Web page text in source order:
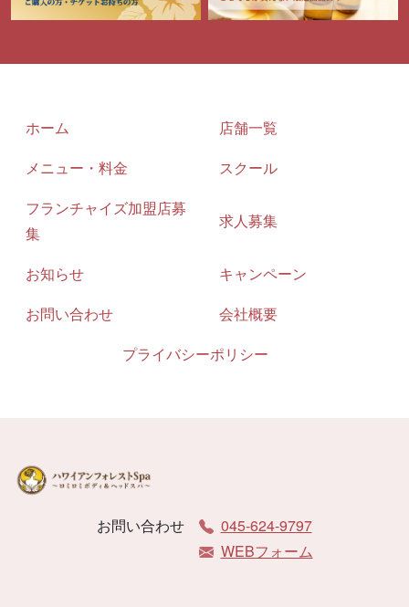
ホーム
店舗一覧
メニュー・料金
スクール
フランチャイズ加盟店募
集
求人募集
お知らせ
キャンペーン
お問い合わせ
会社概要
プライバシーポリシー
お問い合わせ
045-624-9797
WEBフォーム